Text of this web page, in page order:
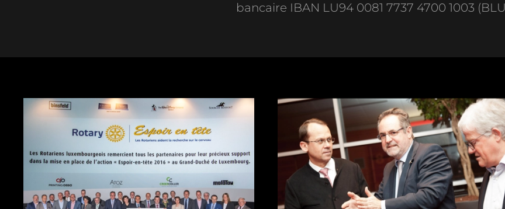
bancaire IBAN LU94 0081 7737 4700 1003